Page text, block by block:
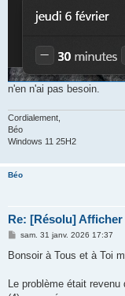
n'en n'ai pas besoin.
Cordialement,
Béo
Windows 11 25H2
Béo
Re: [Résolu]
M
s
g
sam. 31 janv. 2026 17:37
Bonsoir à Tous et à Toi
Le problème était